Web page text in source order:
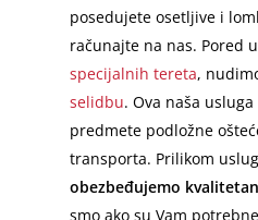
posedujete osetljive i
računajte na nas. Pored
specijalnih tereta,
selidbu. Ova naša
predmete podložne
transporta. Prilikom
obezbeđujemo
smo ako su Vam potrebne